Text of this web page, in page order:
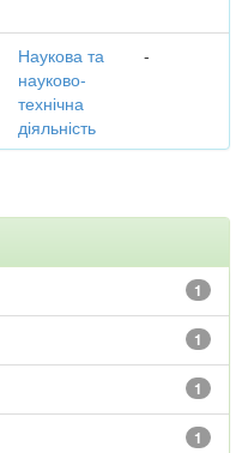
Наукова та
науково-
технічна
діяльність
-
1
1
1
1